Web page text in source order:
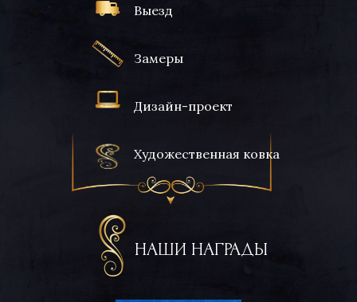
Выезд
Замеры
Дизайн-проект
Художественная ковка
НАШИ НАГРАДЫ